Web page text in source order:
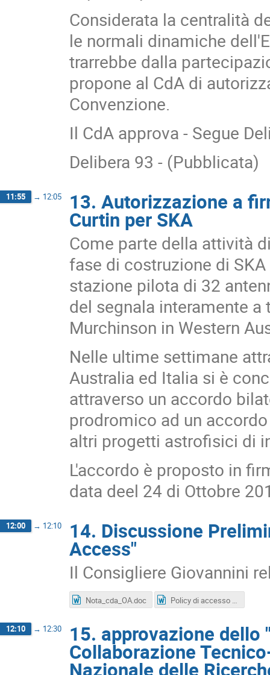
Considerata la centralità
le normali dinamiche
trarrebbe dalla
propone al CdA di
Convenzione.
Il CdA approva - Segue
Delibera 93 - (Pubblicata)
11:55 → 12:05 13. Autorizzazione a
Curtin per SKA
Come parte della attività
fase di costruzione di
stazione pilota di 32
del segnala interamente
Murchinson in Western
Nelle ultime settimane
Australia ed Italia si è
attraverso un accordo
prodromico ad un
altri progetti astrofisici di
L'accordo è proposto in
data deel 24 di Ottobre
12:00 → 12:10 14. Discussione
Access"
Il Consigliere Giovannini
Nota_cda_OA.doc Policy di accesso aperto_INAF_BOZZA_20180424(FMZ)_ag.docx
12:10 → 12:30 15. approvazione dello
Collaborazione
Nazionale delle